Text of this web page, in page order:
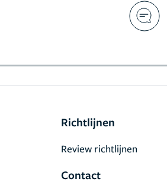
Richtlijnen
Review richtlijnen
Contact